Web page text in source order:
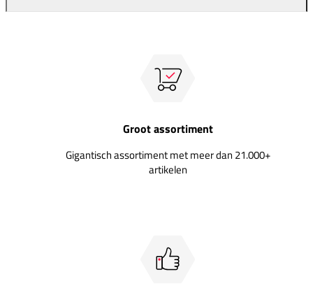
Groot assortiment
Gigantisch assortiment met meer dan 21.000+
artikelen